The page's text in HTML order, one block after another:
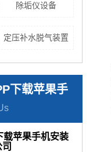
除垢仪设备
定压补水脱气装置
下载苹果手
载苹果手机安装